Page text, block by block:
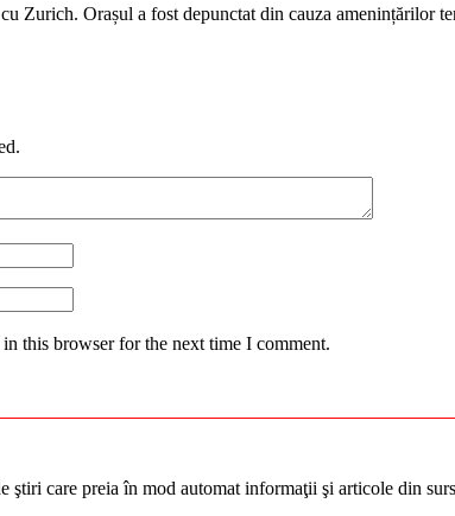
Zurich. Orașul a fost depunctat din cauza amenințărilor
this browser for the next time I comment.
ştiri care preia în mod automat informaţii şi articole din